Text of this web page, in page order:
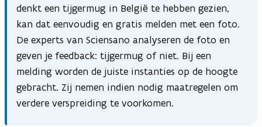
denkt een tijgermug in België te hebben gezien,
kan dat eenvoudig en gratis melden met een foto.
De experts van Sciensano analyseren de foto en
geven je feedback: tijgermug of niet. Bij een
melding worden de juiste instanties op de hoogte
gebracht. Zij nemen indien nodig maatregelen om
verdere verspreiding te voorkomen.